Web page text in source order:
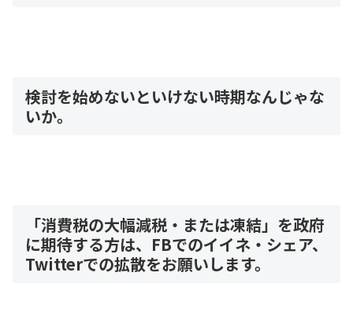
検討を始めないといけない時期なんじゃな
いか。
「消費税の大幅減税・または凍結」を政府
に期待する方は、FBでのイイネ・シェア、
Twitterでの拡散をお願いします。